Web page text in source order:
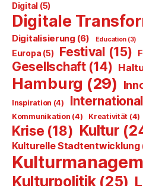
Digital (5)
Digitale
Digitalisierung (6) Education (3)
Europa (5) Festival (15)
Gesellschaft(14)
Hamburg (29)
Inspiration (4) International
Kommunikation (4) Kreativität (4)
Krise (18) Kultur
Kulturelle Stadtentwicklung
Kulturpolitik(25)